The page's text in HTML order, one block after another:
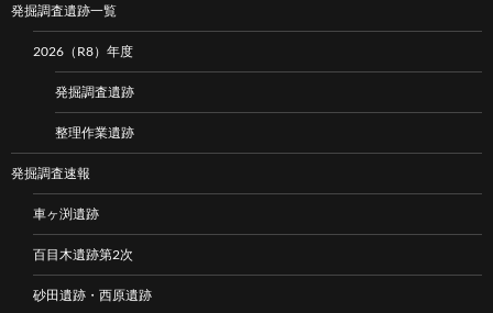
発掘調査遺跡一覧
2026（R8）年度
発掘調査遺跡
整理作業遺跡
発掘調査速報
車ヶ渕遺跡
百目木遺跡第2次
砂田遺跡・西原遺跡